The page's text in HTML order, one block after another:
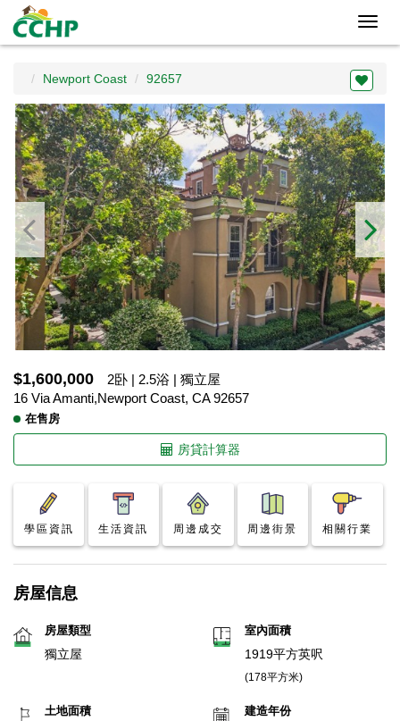
Newport Coast 92657
$1,600,000
2卧 | 2.5浴 | 獨立屋
16 Via Amanti,Newport Coast, CA 92657
在售房
房貸計算器
學區資訊 生活資訊 周邊成交 周邊街景 相關行業
房屋信息
房屋類型
獨立屋
室內面積
1919平方英呎
(178平方米)
土地面積 建造年份